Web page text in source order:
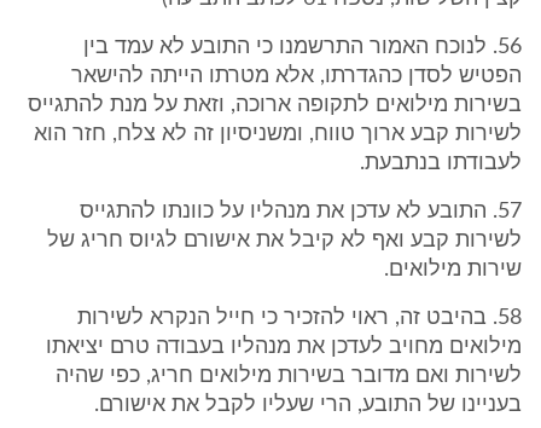
56. לנוכח האמור התרשמנו כי התובע לא עמד בין
הפטיש לסדן כהגדרתו, אלא מטרתו הייתה להישאר
בשירות מילואים לתקופה ארוכה, וזאת על מנת להתגייס
לשירות קבע ארוך טווח, ומשניסיון זה לא צלח, חזר הוא
לעבודתו בנתבעת.
57. התובע לא עדכן את מנהליו על כוונתו להתגייס
לשירות קבע ואף לא קיבל את אישורם לגיוס חריג של
שירות מילואים.
58. בהיבט זה, ראוי להזכיר כי חייל הנקרא לשירות
מילואים מחויב לעדכן את מנהליו בעבודה טרם יציאתו
לשירות ואם מדובר בשירות מילואים חריג, כפי שהיה
בעניינו של התובע, הרי שעליו לקבל את אישורם.